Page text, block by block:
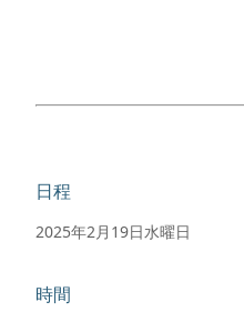
日程
2025年2月19日水曜日
時間